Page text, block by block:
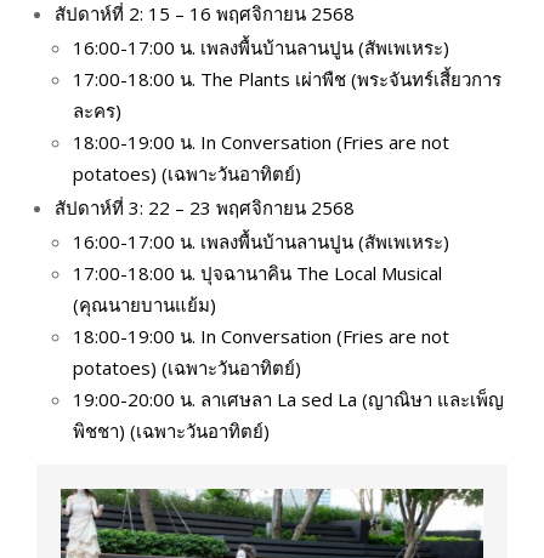
สัปดาห์ที่ 2: 15 – 16 พฤศจิกายน 2568
16:00-17:00 น. เพลงพื้นบ้านลานปูน (สัพเพเหระ)
17:00-18:00 น. The Plants เผ่าพืช (พระจันทร์เสี้ยวการ
ละคร)
18:00-19:00 น. In Conversation (Fries are not
potatoes) (เฉพาะวันอาทิตย์)
สัปดาห์ที่ 3: 22 – 23 พฤศจิกายน 2568
16:00-17:00 น. เพลงพื้นบ้านลานปูน (สัพเพเหระ)
17:00-18:00 น. ปุจฉานาคิน The Local Musical
(คุณนายบานแย้ม)
18:00-19:00 น. In Conversation (Fries are not
potatoes) (เฉพาะวันอาทิตย์)
19:00-20:00 น. ลาเศษลา La sed La (ญาณิษา และเพ็ญ
พิชชา) (เฉพาะวันอาทิตย์)